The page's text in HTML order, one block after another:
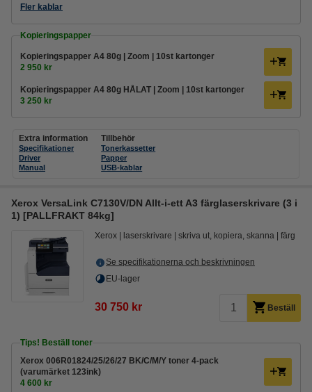
Fler kablar
Kopieringspapper
Kopieringspapper A4 80g | Zoom | 10st kartonger
2 950 kr
Kopieringspapper A4 80g HÅLAT | Zoom | 10st kartonger
3 250 kr
Extra information
Specifikationer
Driver
Manual
Tillbehör
Tonerkassetter
Papper
USB-kablar
Xerox VersaLink C7130V/DN Allt-i-ett A3 färglaserskrivare (3 i
1) [PALLFRAKT 84kg]
Xerox laserskrivare skriva ut, kopiera, skanna färg
Se specifikationerna och beskrivningen
EU-lager
30 750 kr Beställ
Tips! Beställ toner
Xerox 006R01824/25/26/27 BK/C/M/Y toner 4-pack
(varumärket 123ink)
4 600 kr